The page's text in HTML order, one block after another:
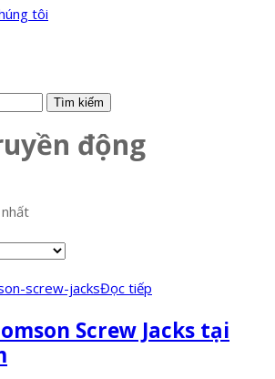
tôi
động
Đọc tiếp
Screw Jacks tại